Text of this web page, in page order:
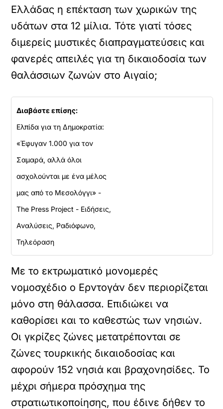
Ελλάδας η επέκταση των χωρικών της
υδάτων στα 12 μίλια. Τότε γιατί τόσες
διμερείς μυστικές διαπραγματεύσεις και
φανερές απειλές για τη δικαιοδοσία των
θαλάσσιων ζωνών στο Αιγαίο;
Διαβάστε επίσης:
Ελπίδα για τη Δημοκρατία:
«Έφυγαν 1.000 για τον
Σαμαρά, αλλά όλοι
ασχολούνται με ένα μέλος
μας από το Μεσολόγγι» -
The Press Project - Ειδήσεις,
Αναλύσεις, Ραδιόφωνο,
Τηλεόραση
Με το εκτρωματικό μονομερές
νομοσχέδιο ο Ερντογάν δεν περιορίζεται
μόνο στη θάλασσα. Επιδιώκει να
καθορίσει και το καθεστώς των νησιών.
Οι γκρίζες ζώνες μετατρέπονται σε
ζώνες τουρκικής δικαιοδοσίας και
αφορούν 152 νησιά και βραχονησίδες. Το
μέχρι σήμερα πρόσχημα της
στρατιωτικοποίησης, που έδινε δήθεν το